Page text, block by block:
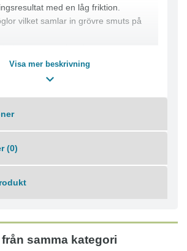
med en låg friktion.
vilket samlar in grövre smuts på
Visa mer beskrivning
(0)
samma kategori